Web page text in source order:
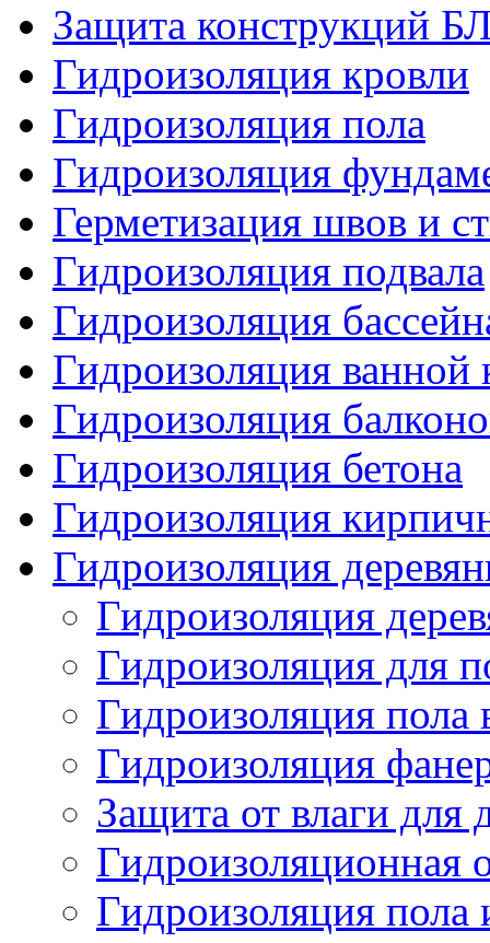
Защита конструкций
Гидроизоляция кровли
Гидроизоляция пола
Гидроизоляция
Герметизация швов и
Гидроизоляция подвала
Гидроизоляция
Гидроизоляция ванной
Гидроизоляция
Гидроизоляция бетона
Гидроизоляция
Гидроизоляция
Гидроизоляция
Гидроизоляция для
Гидроизоляция
Гидроизоляция
Защита от влаги для
Гидроизоляционная
Гидроизоляция пола